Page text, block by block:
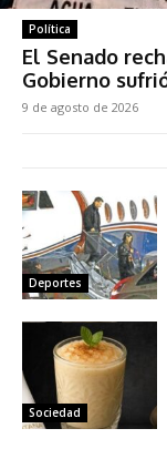
Política
El Senado
Gobierno
9 de agosto de 2026
Deportes
Sociedad